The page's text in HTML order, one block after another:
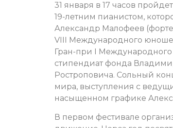
31 января в 17 часов
19-летним пианистом,
Александр Малофеев
VIII Международного
Гран-при I
стипендиат фонда
Ростроповича. Сольный
мира, выступления с
насыщенном графике
В первом фестивале